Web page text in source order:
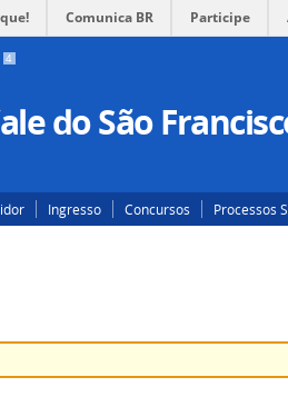
Comunica BR Participe
4
do São
Ingresso Concursos Processos